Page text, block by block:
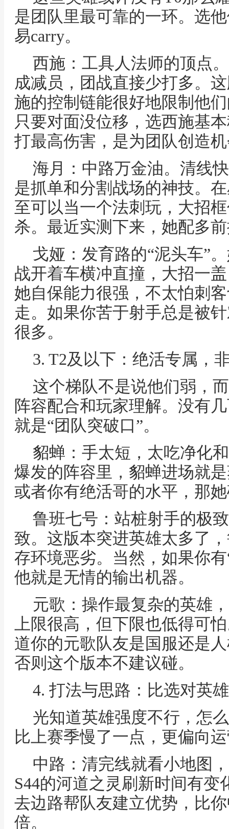
是团队里最可靠的一环。选
易carry。
西施：工具人法师的顶点
成减员，团战直接少打多。
施的控制链能很好地限制他
只要对面没位移，选西施基
打最高伤害，是为团队创造
海月：中路万金油。清线
是抓单和分割战场的神技。
至可以当一个法刺玩，大招
杀。最近实测下来，她配多
戈娅：发育路的“泥头车”
战开着车横冲直撞，大招一
她自保能力很强，不太怕刺
走。如果你苦于射手总是被
很多。
3. T2及以下：绝活专属，
这个梯队不是说他们弱，
阵容配合和玩家理解。没有
就是“团队突破口”。
貂蝉：手太短，太吃净化
爆发的阵容里，貂蝉进场就
或者你有绝活哥的水平，那
鲁班七号：站桩射手的极
致。这版本突进英雄太多了
存环境恶劣。当然，如果你
他就是无情的输出机器。
元歌：操作最复杂的英雄
上限很高，但下限也低得可
道你的元歌队友是国服还是
否则这个版本不建议碰。
4. 打法与思路：比选对英
光知道英雄强度不行，怎
比上赛季慢了一点，更偏向
中路：清完线就看小地图
S44的河道之灵刷新时间有
去边路帮队友建立优势，比
倍。